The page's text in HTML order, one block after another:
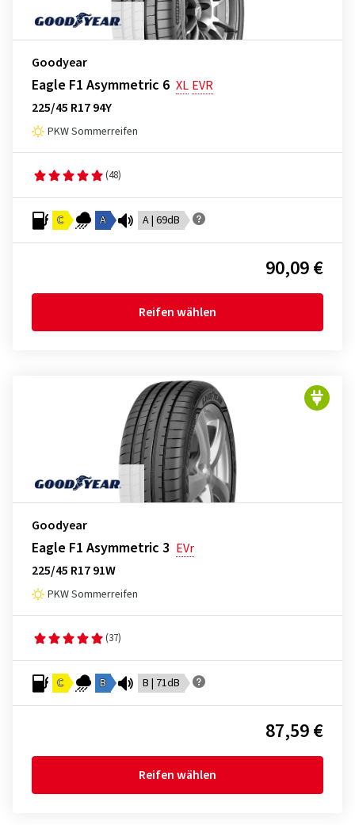
Goodyear
Eagle F1 Asymmetric 6 XL EVR
225/45 R17 94Y
PKW Sommerreifen
(48)
C A A | 69dB
90,09 €
Reifen wählen
Goodyear
Eagle F1 Asymmetric 3 EVr
225/45 R17 91W
PKW Sommerreifen
(37)
C B B | 71dB
87,59 €
Reifen wählen